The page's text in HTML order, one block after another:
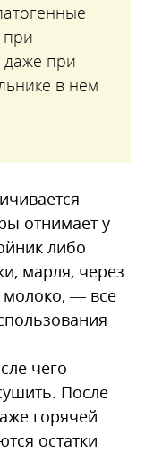
при
даже при
в нем
отнимает у
либо
марля, через
— все
чего
После
горячей
остатки